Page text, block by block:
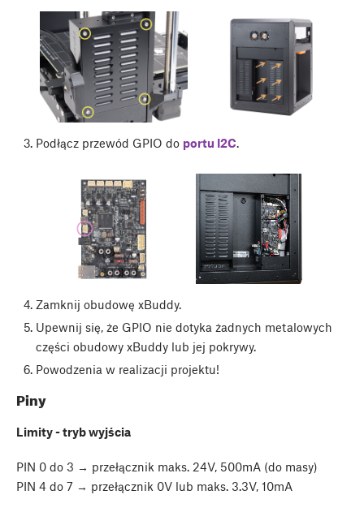
Podłącz przewód GPIO do portu I2C
Zamknij obudowę xBuddy.
Upewnij się, że GPIO nie dotyka żadnych metalowych
części obudowy xBuddy lub jej pokrywy.
Powodzenia w realizacji projektu!
Piny
Limity - tryb wyjścia
PIN 0 do 3 → przełącznik maks. 24V, 500mA (do masy)
PIN 4 do 7 → przełącznik 0V lub maks. 3.3V, 10mA